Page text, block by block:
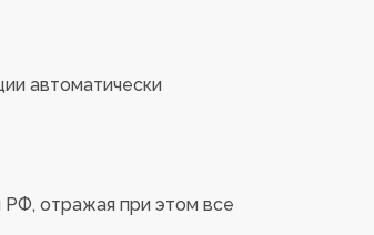
автоматически
РФ, отражая при этом все